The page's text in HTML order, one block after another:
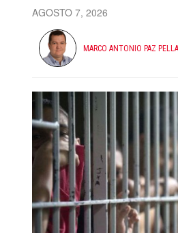
AGOSTO 7, 2026
MARCO ANTONIO PAZ